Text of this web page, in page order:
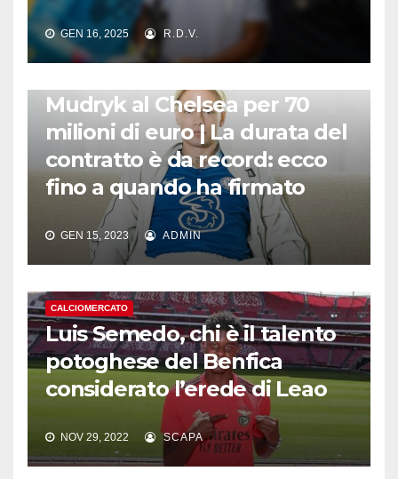
GEN 16, 2025 R.D.V.
Mudryk al Chelsea per 70
milioni di euro | La durata del
contratto è da record: ecco
fino a quando ha firmato
GEN 15, 2023 ADMIN
CALCIOMERCATO
Luis Semedo, chi è il talento
potoghese del Benfica
considerato l’erede di Leao
NOV 29, 2022 SCAPA